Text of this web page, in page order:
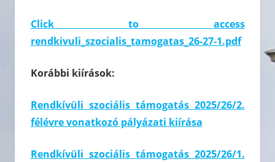
Click to access
rendkivuli_szocialis_tamogatas_26-27-1.pdf
Korábbi kiírások:
Rendkívüli szociális támogatás 2025/26/2.
félévre vonatkozó pályázati kiírása
Rendkívüli szociális támogatás 2025/26/1.